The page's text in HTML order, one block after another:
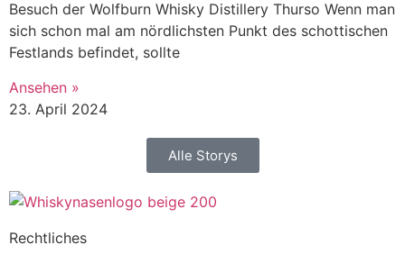
Besuch der Wolfburn Whisky Distillery Thurso Wenn man
sich schon mal am nördlichsten Punkt des schottischen
Festlands befindet, sollte
Ansehen »
23. April 2024
Alle Storys
Rechtliches